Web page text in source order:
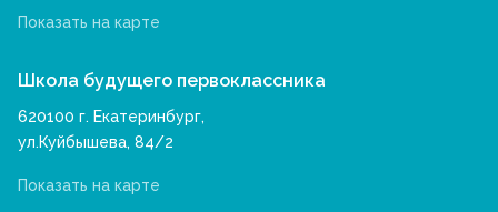
Показать на карте
Школа будущего первоклассника
620100 г. Екатеринбург,
ул.Куйбышева, 84/2
Показать на карте